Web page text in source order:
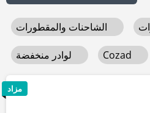
Cozad
مزاد